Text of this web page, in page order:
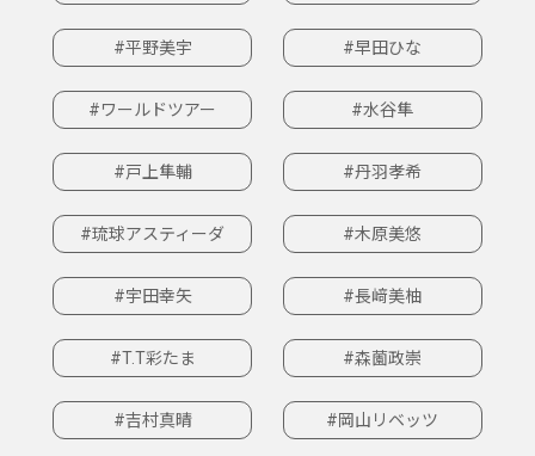
#平野美宇 #早田ひな
#ワールドツアー #水谷隼
#戸上隼輔 #丹羽孝希
#琉球アスティーダ #木原美悠
#宇田幸矢 #長﨑美柚
#T.T彩たま #森薗政崇
#吉村真晴 #岡山リベッツ